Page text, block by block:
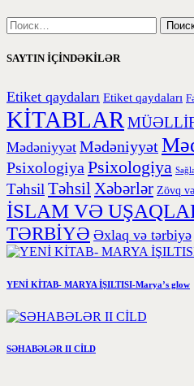
SAYTIN İÇİNDƏKİLƏR
Etiket qaydaları Etiket qaydaları
KİTABLAR
Mədəniyyət Mədəniyyət
Psixologiya Psixologiya
Təhsil Təhsil Xəbərlər Zövq
İSLAM VƏ
TƏRBİYƏ Əxlaq və tərbiyə
YENİ KİTAB- MARYA İŞILTISI-Marya’s glow
SƏHABƏLƏR II CİLD